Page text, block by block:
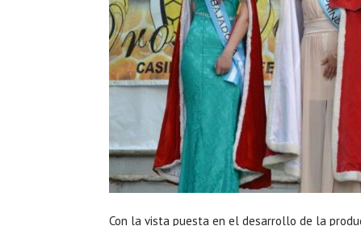
Con la vista puesta en el desarrollo de la